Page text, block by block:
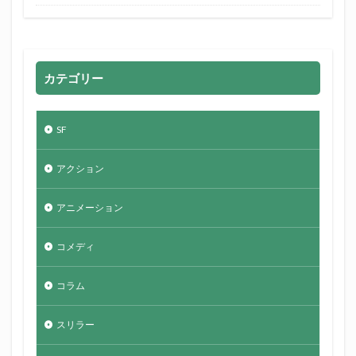
カテゴリー
SF
アクション
アニメーション
コメディ
コラム
スリラー